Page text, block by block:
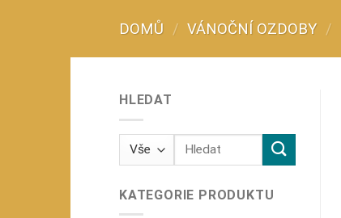
DOMŮ / VÁNOČNÍ OZDOBY /
HLEDAT
Hledat:
KATEGORIE PRODUKTU